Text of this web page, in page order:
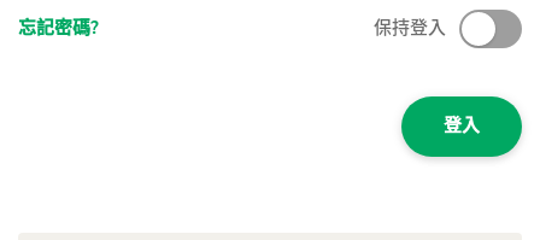
忘記密碼? 保持登入
登入